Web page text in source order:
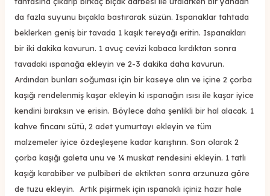
da fazla suyunu bıçakla bastırarak süzün. Ispanaklar tahtada
beklerken geniş bir tavada 1 kaşık tereyağı eritin. Ispanakları
bir iki dakika kavurun. 1 avuç cevizi kabaca kırdıktan sonra
tavadaki ıspanağa ekleyin ve 2-3 dakika daha kavurun.
Ardından bunları soğuması için bir kaseye alın ve içine 2 çorba
kaşığı rendelenmiş kaşar ekleyin ki ıspanağın ısısı ile kaşar iyice
kendini bıraksın ve erisin. Böylece daha şenlikli bir hal alacak. 1
kahve fincanı sütü, 2 adet yumurtayı ekleyin ve tüm
malzemeler iyice özdeşleşene kadar karıştırın. Son olarak 2
çorba kaşığı galeta unu ve ¼ muskat rendesini ekleyin. 1 tatlı
kaşığı karabiber ve pulbiberi de ektikten sonra arzunuza göre
de tuzu ekleyin. Artık pişirmek için ıspanaklı içiniz hazır hale